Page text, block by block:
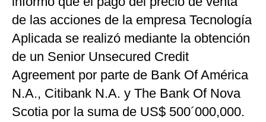
de las acciones de la empresa Tecnología
Aplicada se realizó mediante la obtención
de un Senior Unsecured Credit
Agreement por parte de Bank Of América
N.A., Citibank N.A. y The Bank Of Nova
Scotia por la suma de US$ 500´000,000.